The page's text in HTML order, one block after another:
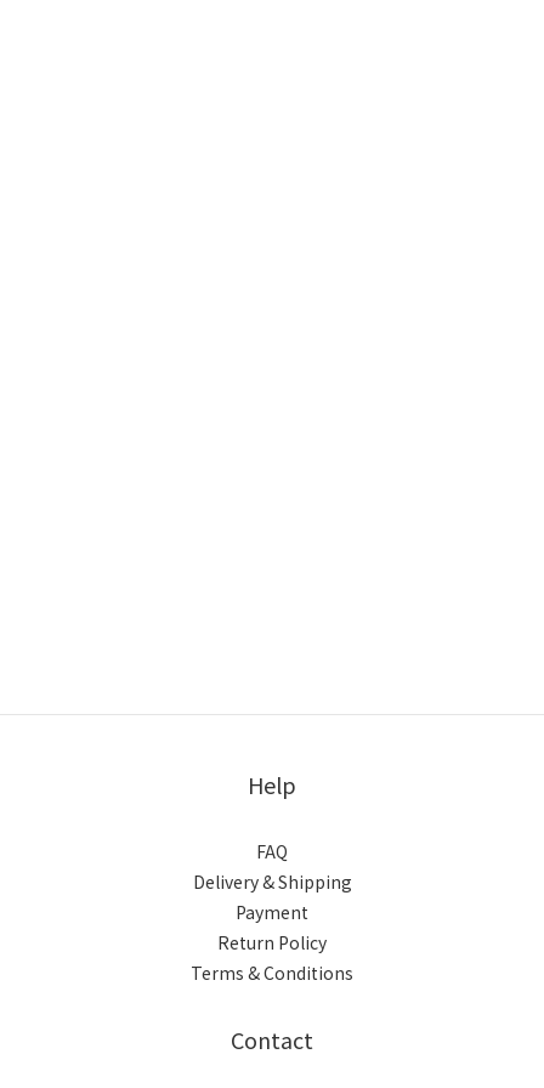
Help
FAQ
Delivery & Shipping
Payment
Return Policy
Terms & Conditions
Contact